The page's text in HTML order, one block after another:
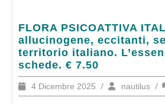
FLORA PSICOATTIVA
allucinogene, eccitanti,
territorio italiano.
schede. € 7.50
FLORA
PSICOATTIVA
ITALIANA.
Piante
allucinogene,
eccitanti,
4 Dicembre 2025
Dicembre
/ nautilus /